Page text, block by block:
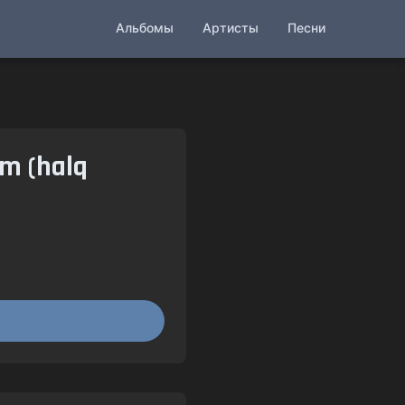
Альбомы Артисты Песни
(halq